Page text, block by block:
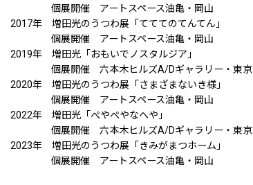
個展開催 アートスペース油亀・岡山
2017年 増田光のうつわ展「てててのてんてん」
個展開催 アートスペース油亀・岡山
2019年 増田光「おもいでノスタルジア」
個展開催 六本木ヒルズA/Dギャラリー・東京
2020年 増田光のうつわ展「さまざまないき様」
個展開催 アートスペース油亀・岡山
2022年 増田光「ぺやぺやなへや」
個展開催 六本木ヒルズA/Dギャラリー・東京
2023年 増田光のうつわ展「きみがまつホーム」
個展開催 アートスペース油亀・岡山